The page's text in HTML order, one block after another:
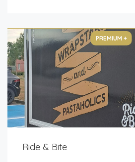
PREMIUM +
Ride & Bite